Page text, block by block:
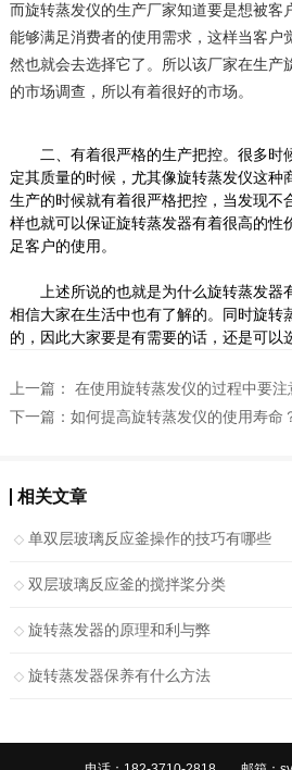
而旋转蒸发仪的生产厂家知道要是想被客
能够满足消费者的使用需求，这样当客户
然也就会去选择它了。所以该厂家在生产
的市场调查，所以有着很好的市场。
二、有着很严格的生产把控。很多时
定其质量的时候，尤其像旋转蒸发仪这种
生产的时候就有着很严格把控，当发现不
样也就可以保证旋转蒸发器有着很高的性
足客户的使用。
上述所说的也就是为什么旋转蒸发器
相信大家在生活中也有了解的。同时旋转
的，因此大家要是有需要的话，还是可以
上一篇：
在使用旋转蒸发仪的过程中要注
下一篇： 如何提高旋转蒸发仪的使用寿命
相关文章
单双层玻璃反应釜操作的技巧有哪些
双层玻璃反应釜的搅拌桨分类
旋转蒸发器的原理和利与弊
旋转蒸发器保养有什么方法